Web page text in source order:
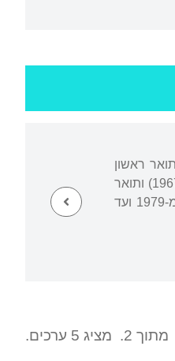
ראשון
במחלקות לפילוסופיה הכללית והיהודית ולקבלה באוניברסיטה העברית בירושלים (1964), תואר מוסמך מאוניברסיטת ניו יורק (1967) ותואר
דוקטור מאוניברסיטת קליפורניה בלוס אנג'לס (1974). בשנים 1979-1975 שימש כמרצה לספרות עברית באוניברסיטת חיפה, ומ-1979 ועד
מתוך 2. מציג 5 ערכים.